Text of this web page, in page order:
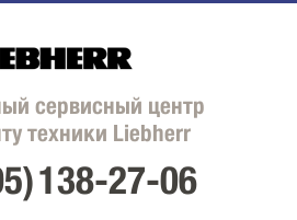
сервисный центр
техники Liebherr
138-27-06